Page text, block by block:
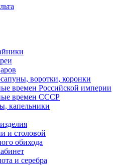
воротки, коронки
времен Российской империи
времен СССР
капельники
и столовой
обихода
и серебра